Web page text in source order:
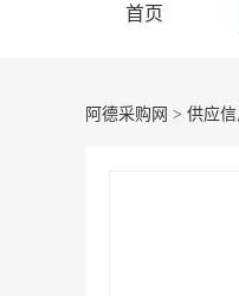
首页
阿德采购网 > 供应信